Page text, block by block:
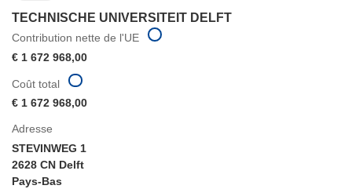
TECHNISCHE UNIVERSITEIT DELFT
Contribution nette de l'UE
€ 1 672 968,00
Adresse
STEVINWEG 1
2628 CN Delft
Pays-Bas
Coût total
€ 1 672 968,00